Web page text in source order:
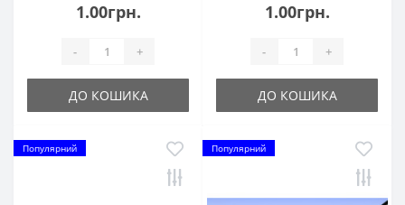
1.00грн.
- +
ДО КОШИКА
1.00грн.
- +
ДО КОШИКА
Популярний Популярний